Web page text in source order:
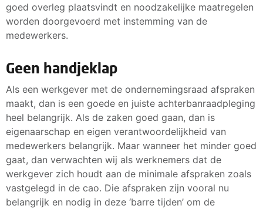
goed overleg plaatsvindt en noodzakelijke maatregelen
worden doorgevoerd met instemming van de
medewerkers.
Geen handjeklap
Als een werkgever met de ondernemingsraad afspraken
maakt, dan is een goede en juiste achterbanraadpleging
heel belangrijk. Als de zaken goed gaan, dan is
eigenaarschap en eigen verantwoordelijkheid van
medewerkers belangrijk. Maar wanneer het minder goed
gaat, dan verwachten wij als werknemers dat de
werkgever zich houdt aan de minimale afspraken zoals
vastgelegd in de cao. Die afspraken zijn vooral nu
belangrijk en nodig in deze ‘barre tijden’ om de